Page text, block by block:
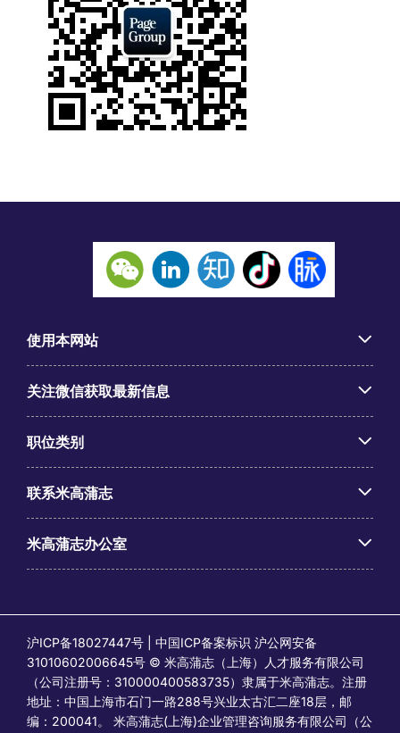
使用本网站
关注微信获取最新信息
职位类别
联系米高蒲志
米高蒲志办公室
沪ICP备18027447号 | 中国ICP备案标识 沪公网安备
31010602006645号 © 米高蒲志（上海）人才服务有限公司
（公司注册号：310000400583735）隶属于米高蒲志。注册
地址：中国上海市石门一路288号兴业太古汇二座18层，邮
编：200041。 米高蒲志(上海)企业管理咨询服务有限公司（公